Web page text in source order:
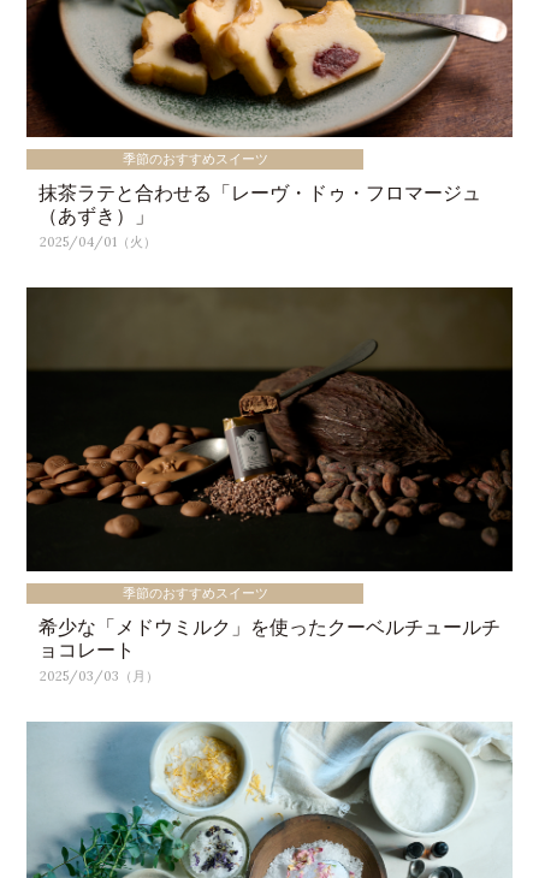
季節のおすすめスイーツ
抹茶ラテと合わせる「レーヴ・ドゥ・フロマージュ
（あずき）」
2025/04/01（火）
季節のおすすめスイーツ
希少な「メドウミルク」を使ったクーベルチュールチ
ョコレート
2025/03/03（月）